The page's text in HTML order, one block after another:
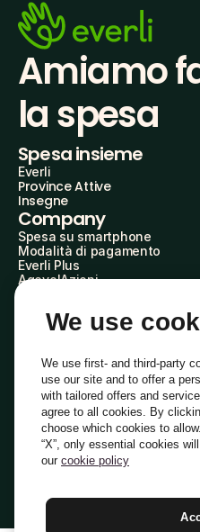
Amiamo
la spesa
Spesa insieme
Everli
Province Attive
Insegne
Company
Spesa su smartphone
Modalità di pagamento
Everli Plus
AgevolAzioni
Everli Shoppers
Scopri chi siamo
Domande frequenti
Lavora con noi
Diventa Shopper
Investitori
PrivacyCookie
Termini e
We use
We use first- and third-party
use our site and to offer a
with tailored offers and
agree to all cookies. By
choose which cookies to
“X”, only essential cookies
our cookie policy